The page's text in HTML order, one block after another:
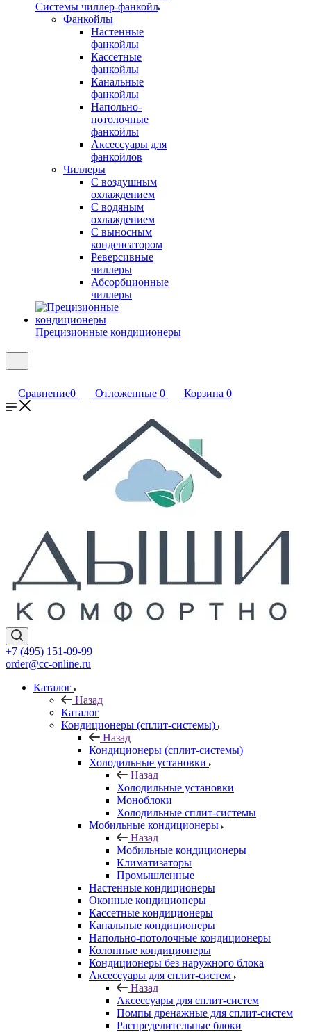
Системы чиллер-фанкойл
Фанкойлы
Настенные
фанкойлы
Кассетные
фанкойлы
Канальные
фанкойлы
Напольно-
потолочные
фанкойлы
Аксессуары для
фанкойлов
Чиллеры
С воздушным
охлаждением
С водяным
охлаждением
С выносным
конденсатором
Реверсивные
чиллеры
Абсорбционные
чиллеры
Прецизионные кондиционеры
Сравнение0 Отложенные 0 Корзина 0
+7 (495) 151-09-99
order@cc-online.ru
Каталог
Назад
Каталог
Кондиционеры (сплит-системы)
Назад
Кондиционеры (сплит-системы)
Холодильные установки
Назад
Холодильные установки
Моноблоки
Холодильные сплит-системы
Мобильные кондиционеры
Назад
Мобильные кондиционеры
Климатизаторы
Промышленные
Настенные кондиционеры
Оконные кондиционеры
Кассетные кондиционеры
Канальные кондиционеры
Напольно-потолочные кондиционеры
Колонные кондиционеры
Кондиционеры без наружного блока
Аксессуары для сплит-систем
Назад
Аксессуары для сплит-систем
Помпы дренажные для сплит-систем
Распределительные блоки